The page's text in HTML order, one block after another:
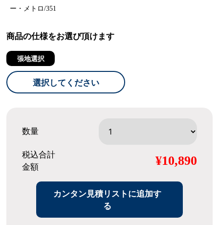
ー・メトロ/351
商品の仕様をお選び頂けます
張地選択
選択してください
数量
税込合計
金額
¥10,890
カンタン見積リストに追加す
る